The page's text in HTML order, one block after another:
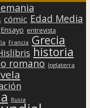
cómic Edad Media
Ensayo entrevista
Francia Grecia
historia
romano Inglaterra
Rusia